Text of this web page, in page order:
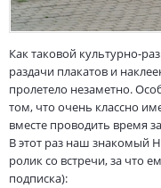
Как таковой культурно-
раздачи плакатов и
пролетело незаметно.
том, что очень классно
вместе проводить время
В этот раз наш знакомый
ролик со встречи, за что
подписка):